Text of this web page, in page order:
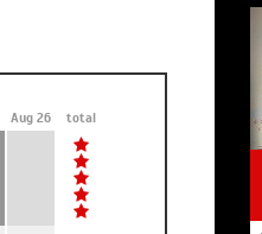
Aug 26 total